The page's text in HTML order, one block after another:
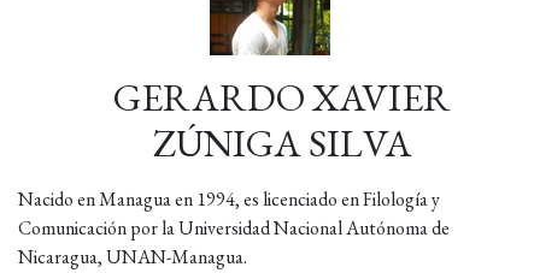
GERARDO XAVIER
ZÚNIGA SILVA
Nacido en Managua en 1994, es licenciado en Filología y
Comunicación por la Universidad Nacional Autónoma de
Nicaragua, UNAN-Managua.